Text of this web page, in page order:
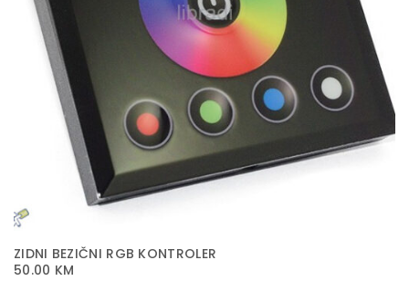
ZIDNI BEZIČNI RGB KONTROLER
50.00 KM